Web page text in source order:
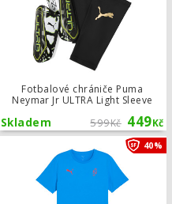
Fotbalové chrániče Puma
Neymar Jr ULTRA Light Sleeve
599Kč 449Kč
Skladem
Kšiltovka Puma Neymar Jr Baseball
40%